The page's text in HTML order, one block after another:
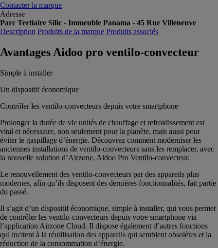
Contacter la marque
Adresse
Parc Tertiaire Silic - Immeuble Panama - 45 Rue Villeneuve
Description Produits de la marque Produits associés
Avantages Aidoo pro ventilo-convecteur
Simple à installer
Un dispositif économique
Contrôler les ventilo-convecteurs depuis votre smartphone
Prolonger la durée de vie unités de chauffage et refroidissement est
vital et nécessaire, non seulement pour la planète, mais aussi pour
éviter le gaspillage d’énergie. Découvrez comment moderniser les
anciennes installations de ventilo-convecteurs sans les remplacer, avec
la nouvelle solution d’Airzone, Aidoo Pro Ventilo‑convecteur.
Le renouvellement des ventilo-convecteurs par des appareils plus
modernes, afin qu’ils disposent des dernières fonctionnalités, fait partie
du passé.
Il s’agit d’un dispositif économique, simple à installer, qui vous permet
de contrôler les ventilo-convecteurs depuis votre smartphone via
l’application Airzone Cloud. Il dispose également d’autres fonctions
qui incitent à la réutilisation des appareils qui semblent obsolètes et la
réduction de la consommation d’énergie.